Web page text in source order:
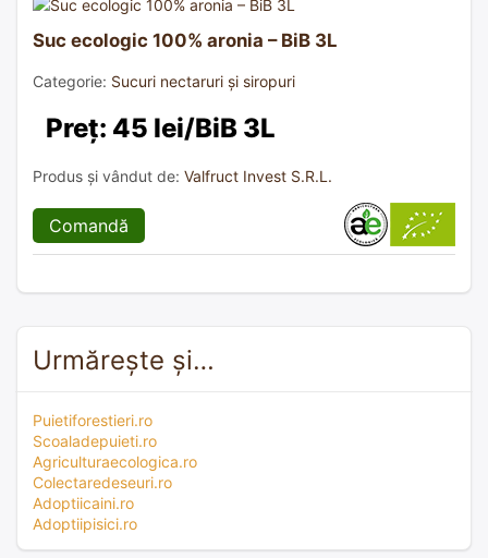
Suc ecologic 100% aronia – BiB 3L
Categorie: Sucuri nectaruri și siropuri
Preț: 45 lei/BiB 3L
Produs și vândut de: Valfruct Invest S.R.L.
Comandă
Urmărește și…
Puietiforestieri.ro
Scoaladepuieti.ro
Agriculturaecologica.ro
Colectaredeseuri.ro
Adoptiicaini.ro
Adoptiipisici.ro